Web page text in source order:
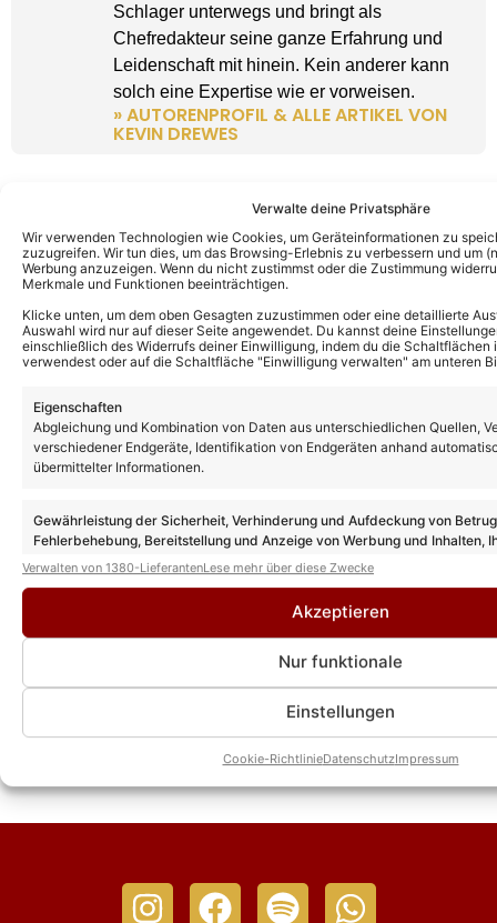
Verwalte deine Privatsphäre
Wir verwenden Technologien wie Cookies, um Geräteinformationen zu
zuzugreifen. Wir tun dies, um das Browsing-Erlebnis zu verbessern und um
Werbung anzuzeigen. Wenn du nicht zustimmst oder die Zustimmung
Merkmale und Funktionen beeinträchtigen.
Klicke unten, um dem oben Gesagten zuzustimmen oder eine detaillierte
Auswahl wird nur auf dieser Seite angewendet. Du kannst deine
einschließlich des Widerrufs deiner Einwilligung, indem du die
verwendest oder auf die Schaltfläche "Einwilligung verwalten" am unteren
Eigenschaften
Abgleichung und Kombination von Daten aus unterschiedlichen Quellen,
verschiedener Endgeräte, Identifikation von Endgeräten anhand
übermittelter Informationen.
Gewährleistung der Sicherheit, Verhinderung und Aufdeckung von
Fehlerbehebung, Bereitstellung und Anzeige von Werbung und Inhalten,
Entscheidungen zum Datenschutz speichern und übermitteln.
Verwalten von 1380-LieferantenLese mehr über diese Zwecke
Akzeptieren
Nur funktionale
Einstellungen
Cookie-RichtlinieDatenschutzImpressum
Schlager unterwegs und bringt als
Chefredakteur seine ganze Erfahrung und
Leidenschaft mit hinein. Kein anderer kann
solch eine Expertise wie er vorweisen.
» AUTORENPROFIL & ALLE ARTIKEL VON
KEVIN DREWES
Das könnte Euch auch interessieren:
Sarah Schiffer: Da kann selbst Santa
Clause nicht Nein sagen